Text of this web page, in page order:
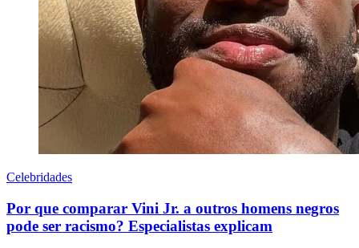
Celebridades
Por que comparar Vini Jr. a outros homens negros
pode ser racismo? Especialistas explicam